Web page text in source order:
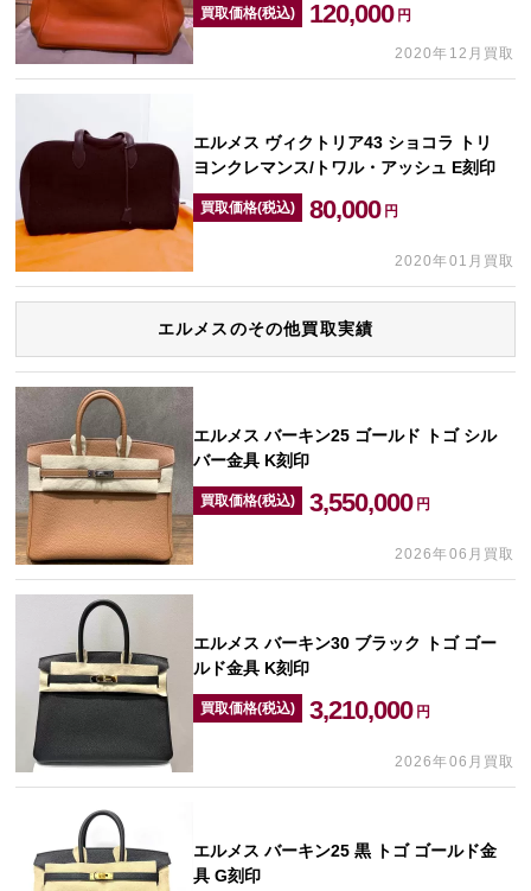
買取価格(税込) 120,000 円
2020年12月買取
エルメス ヴィクトリア43 ショコラ トリ
ヨンクレマンス/トワル・アッシュ E刻印
買取価格(税込) 80,000 円
2020年01月買取
エルメスのその他買取実績
エルメス バーキン25 ゴールド トゴ シル
バー金具 K刻印
買取価格(税込) 3,550,000 円
2026年06月買取
エルメス バーキン30 ブラック トゴ ゴー
ルド金具 K刻印
買取価格(税込) 3,210,000 円
2026年06月買取
エルメス バーキン25 黒 トゴ ゴールド金
具 G刻印